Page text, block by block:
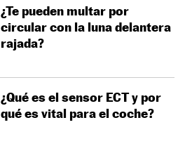
¿Te pueden multar por
circular con la luna delantera
rajada?
¿Qué es el sensor ECT y por
qué es vital para el coche?